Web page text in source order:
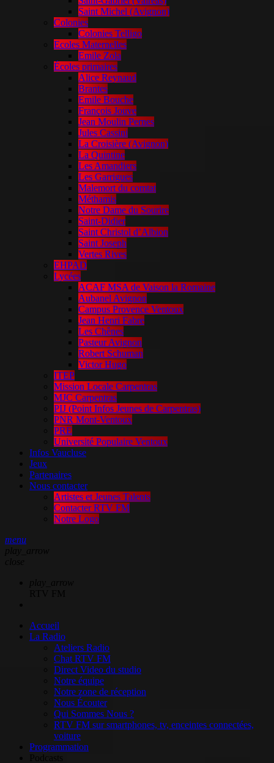
Saint Michel (Avignon)
Colonies
Colonies Telligo
Ecoles Maternelles
Emile Zola
Écoles primaires
Alice Reynaud
Brantes
Emile Bouche
François Jouve
Jean Moulin Pernes
Jules Cassini
La Croisière (Avignon)
La Quintine
Les Amandiers
Les Garrigues
Malemort du comtat
Méthamis
Notre Dame du Sourire
Saint-Didier
Saint Christol d’Albion
Saint Joseph
Vertes Rives
EHPAD
Lycées
ACAF MSA de Vaison la Romaine
Aubanel Avignon
Campus Provence Ventoux
Jean Henri Fabre
Les Chênes
Pasteur Avignon
Robert Schuman
Victor Hugo
ITEP
Mission Locale Carpentras
MJC Carpentras
PIJ (Point Infos Jeunes de Carpentras)
PNR Mont-Ventoux
PRE
Université Populaire Ventoux
Infos Vaucluse
Jeux
Partenaires
Nous contacter
Artistes et Jeunes Talents
Contacter RTV FM
Notre Logo
menu
Accueil
La Radio
Ateliers Radio
Chat RTV FM
Direct Video du studio
Notre équipe
Notre zone de réception
Nous Écouter
Qui Sommes Nous ?
RTV FM sur smartphones, tv, enceintes connectées,
voiture
Programmation